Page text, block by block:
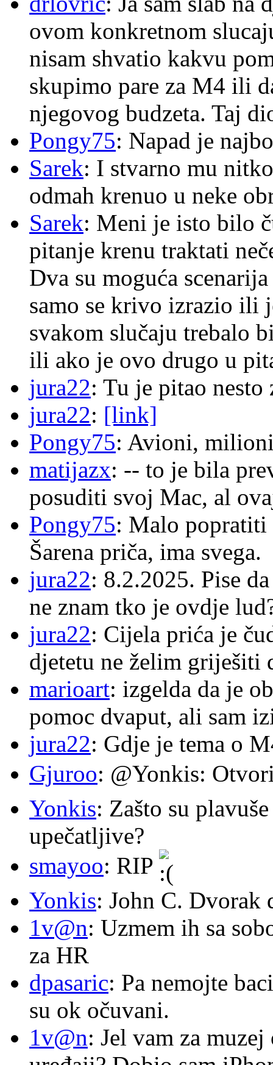
ovom konkretnom
nisam shvatio kakvu
skupimo pare za M4 ili
njegovog budzeta. Taj
Pongy75: Napad je
Sarek: I stvarno mu
odmah krenuo u neke
Sarek: Meni je isto bilo
pitanje krenu traktati
Dva su moguća
samo se krivo izrazio ili
svakom slučaju trebalo
ili ako je ovo drugo u
jura22: Tu je pitao
jura22: [link]
Pongy75: Avioni,
matijazx: -- to je bila
posuditi svoj Mac, al
Pongy75: Malo popratiti
Šarena priča, ima svega.
jura22: 8.2.2025. Pise
ne znam tko je ovdje
jura22: Cijela prića je
djetetu ne želim griješiti
marioart: izgelda da je
pomoc dvaput, ali sam
jura22: Gdje je tema o
Gjuroo: @Yonkis:
Yonkis: Zašto su
upečatljive?
smayoo: RIP
Yonkis: John C. Dvorak
1v@n: Uzmem ih sa
za HR
dpasaric: Pa nemojte
su ok očuvani.
1v@n: Jel vam za